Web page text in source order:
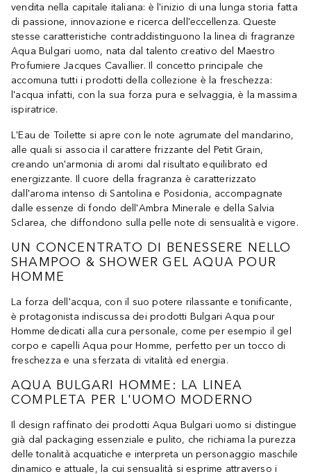
vendita nella capitale italiana: è l'inizio di una lunga storia fatta
di passione, innovazione e ricerca dell'eccellenza. Queste
stesse caratteristiche contraddistinguono la linea di fragranze
Aqua Bulgari uomo, nata dal talento creativo del Maestro
Profumiere Jacques Cavallier. Il concetto principale che
accomuna tutti i prodotti della collezione è la freschezza:
l'acqua infatti, con la sua forza pura e selvaggia, è la massima
ispiratrice.
L'Eau de Toilette si apre con le note agrumate del mandarino,
alle quali si associa il carattere frizzante del Petit Grain,
creando un'armonia di aromi dal risultato equilibrato ed
energizzante. Il cuore della fragranza è caratterizzato
dall'aroma intenso di Santolina e Posidonia, accompagnate
dalle essenze di fondo dell'Ambra Minerale e della Salvia
Sclarea, che diffondono sulla pelle note di sensualità e vigore.
UN CONCENTRATO DI BENESSERE NELLO
SHAMPOO & SHOWER GEL AQUA POUR
HOMME
La forza dell'acqua, con il suo potere rilassante e tonificante,
è protagonista indiscussa dei prodotti Bulgari Aqua pour
Homme dedicati alla cura personale, come per esempio il gel
corpo e capelli Aqua pour Homme, perfetto per un tocco di
freschezza e una sferzata di vitalità ed energia.
AQUA BULGARI HOMME: LA LINEA
COMPLETA PER L'UOMO MODERNO
Il design raffinato dei prodotti Aqua Bulgari uomo si distingue
già dal packaging essenziale e pulito, che richiama la purezza
delle tonalità acquatiche e interpreta un personaggio maschile
dinamico e attuale, la cui sensualità si esprime attraverso i